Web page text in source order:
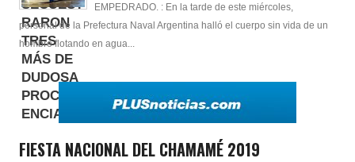
EMPEDRADO. : En la tarde de este miércoles,
personal de la Prefectura Naval Argentina halló el cuerpo sin vida de un
hombre flotando en agua...
FIESTA NACIONAL DEL CHAMAMÉ 2019